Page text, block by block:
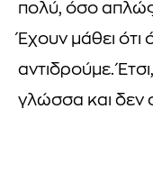
πολύ, όσο
Έχουν μάθει ότι
αντιδρούμε.
γλώσσα και δεν